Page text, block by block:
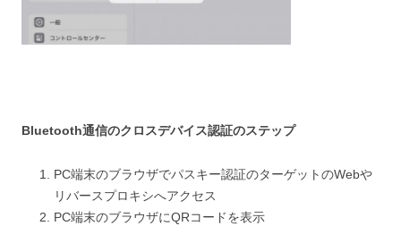
Bluetooth通信のクロスデバイス認証のステップ
PC端末のブラウザでパスキー認証のターゲットのWebや
リバースプロキシへアクセス
PC端末のブラウザにQRコードを表示